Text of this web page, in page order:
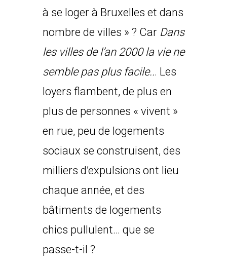
à se loger à Bruxelles et dans
nombre de villes » ? Car Dans
les villes de l’an 2000 la vie ne
semble pas plus facile... Les
loyers flambent, de plus en
plus de personnes « vivent »
en rue, peu de logements
sociaux se construisent, des
milliers d’expulsions ont lieu
chaque année, et des
bâtiments de logements
chics pullulent… que se
passe-t-il ?